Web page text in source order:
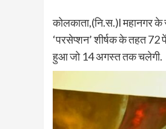
कोलकाता,(नि.स.)l महानगर के
‘परसेप्शन’ शीर्षक के तहत 72
हुआ जो 14 अगस्त तक चलेगी.